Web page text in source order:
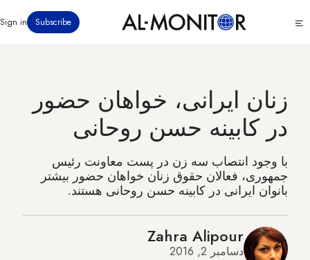
به
Subscribe
Sign in
زنان ایرانی، خواهان حضور
در کابینه حسن روحانی
با وجود انتصاب سه زن در پست معاونت رئیس
جمهوری، فعالان حقوق زنان خواهان حضور بیشتر
بانوان ایرانی در کابینه حسن روحانی هستند.
Zahra Alipour
دسامبر 2, 2016